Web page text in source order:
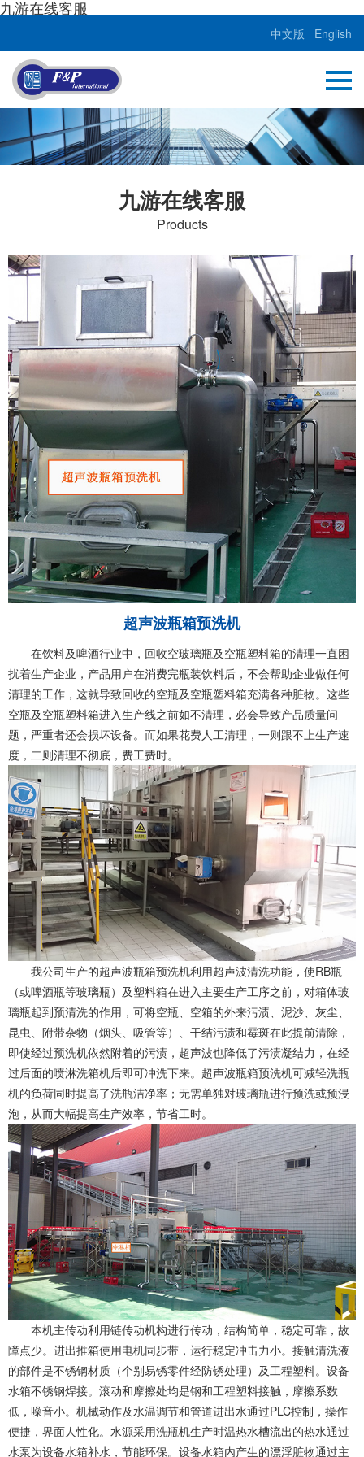
九游在线客服
中文版 English
九游在线客服
Products
超声波瓶箱预洗机
在饮料及啤酒行业中，回收空玻璃瓶及空瓶塑料箱的清理一直困
扰着生产企业，产品用户在消费完瓶装饮料后，不会帮助企业做任何
清理的工作，这就导致回收的空瓶及空瓶塑料箱充满各种脏物。这些
空瓶及空瓶塑料箱进入生产线之前如不清理，必会导致产品质量问
题，严重者还会损坏设备。而如果花费人工清理，一则跟不上生产速
度，二则清理不彻底，费工费时。
我公司生产的超声波瓶箱预洗机利用超声波清洗功能，使RB瓶
（或啤酒瓶等玻璃瓶）及塑料箱在进入主要生产工序之前，对箱体玻
璃瓶起到预清洗的作用，可将空瓶、空箱的外来污渍、泥沙、灰尘、
昆虫、附带杂物（烟头、吸管等）、干结污渍和霉斑在此提前清除，
即使经过预洗机依然附着的污渍，超声波也降低了污渍凝结力，在经
过后面的喷淋洗箱机后即可冲洗下来。超声波瓶箱预洗机可减轻洗瓶
机的负荷同时提高了洗瓶洁净率；无需单独对玻璃瓶进行预洗或预浸
泡，从而大幅提高生产效率，节省工时。
本机主传动利用链传动机构进行传动，结构简单，稳定可靠，故
障点少。进出推箱使用电机同步带，运行稳定冲击力小。接触清洗液
的部件是不锈钢材质（个别易锈零件经防锈处理）及工程塑料。设备
水箱不锈钢焊接。滚动和摩擦处均是钢和工程塑料接触，摩擦系数
低，噪音小。机械动作及水温调节和管道进出水通过PLC控制，操作
便捷，界面人性化。水源采用洗瓶机生产时温热水槽流出的热水通过
水泵为设备水箱补水，节能环保。设备水箱内产生的漂浮脏物通过主